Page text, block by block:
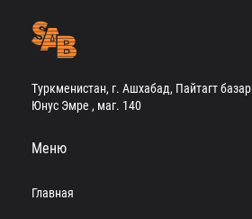
Туркменистан, г. Ашхабад, Пайтагт
Юнус Эмре , маг. 140
Меню
Главная